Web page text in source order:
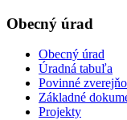
Obecný úrad
Obecný úrad
Úradná tabuľa
Povinné
Základné
Projekty